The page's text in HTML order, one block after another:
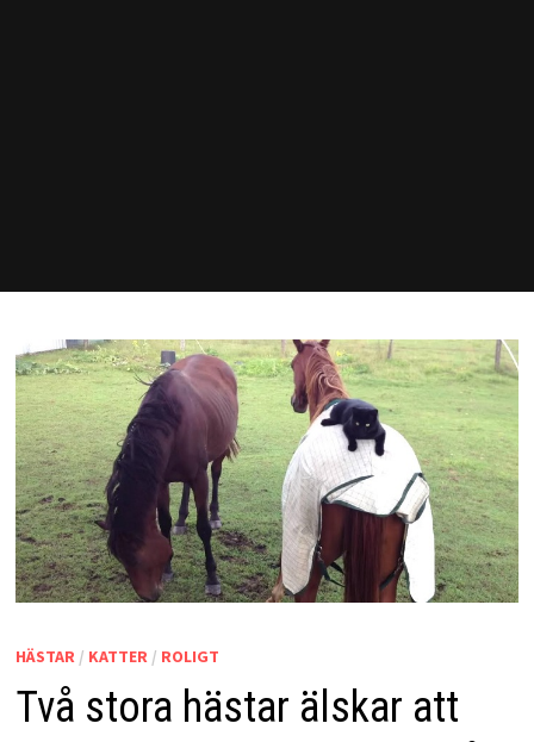
HÄSTAR/ KATTER/ ROLIGT
Två stora hästar älskar att